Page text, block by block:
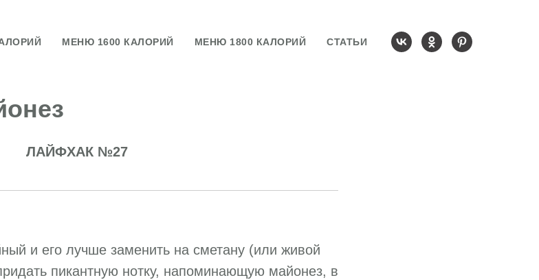
МЕНЮ 1600 КАЛОРИЙ МЕНЮ 1800 КАЛОРИЙ СТАТЬИ
ЛАЙФХАК №27
и его лучше заменить на сметану (или живой
пикантную нотку, напоминающую майонез, в